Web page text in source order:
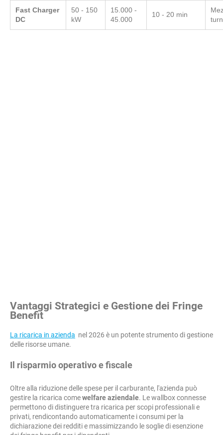
Fast Charger
DC
50 - 150
kW
15.000 -
45.000
10 - 20 min
Vantaggi Strategici e Gestione dei Fringe
Benefit
La ricarica in azienda nel 2026 è un potente strumento di gestione
delle risorse umane.
Il risparmio operativo e fiscale
Oltre alla riduzione delle spese per il carburante, l'azienda può
gestire la ricarica comewelfare aziendale. Le wallbox connesse
permettono di distinguere tra ricarica per scopi professionali e
privati, rendicontando automaticamente i consumi per la
dichiarazione dei redditi e massimizzando le soglie di esenzione